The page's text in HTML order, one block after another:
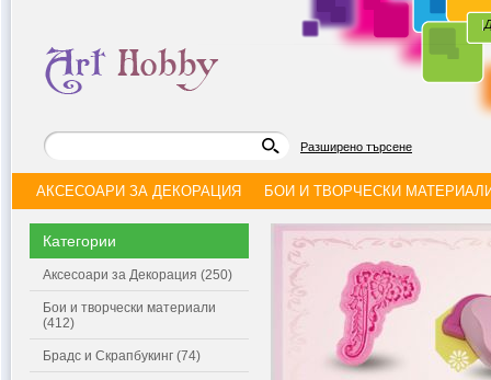
|
Разширено търсене
АКСЕСОАРИ ЗА ДЕКОРАЦИЯ БОИ И ТВОРЧЕСКИ
Категории
Аксесоари за Декорация (250)
Бои и творчески материали
(412)
Брадс и Скрапбукинг (74)